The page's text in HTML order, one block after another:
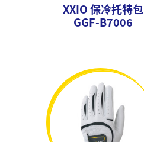
XXIO 保冷托特包
GGF-B7006